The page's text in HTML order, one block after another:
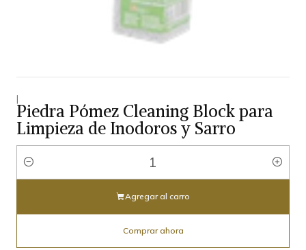
|
Piedra Pómez Cleaning Block para
Limpieza de Inodoros y Sarro
Cantidad
Agregar al carro
Comprar ahora